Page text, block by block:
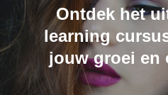
Ontdek het
learning
jouw groei en